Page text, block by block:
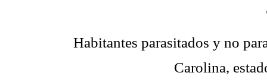
Habitantes parasitados y no
Carolina,